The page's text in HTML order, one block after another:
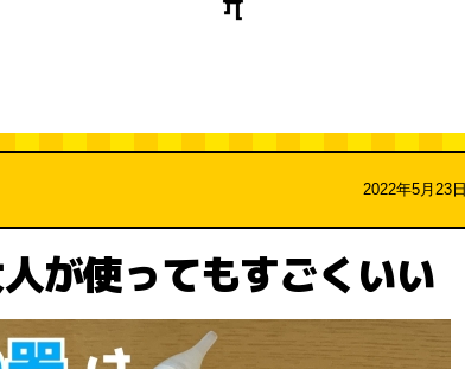
2022年5月23日
が使ってもすごくいい